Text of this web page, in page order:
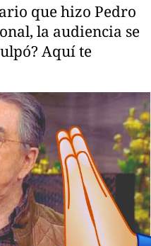
que hizo Pedro
la audiencia se
Aquí te